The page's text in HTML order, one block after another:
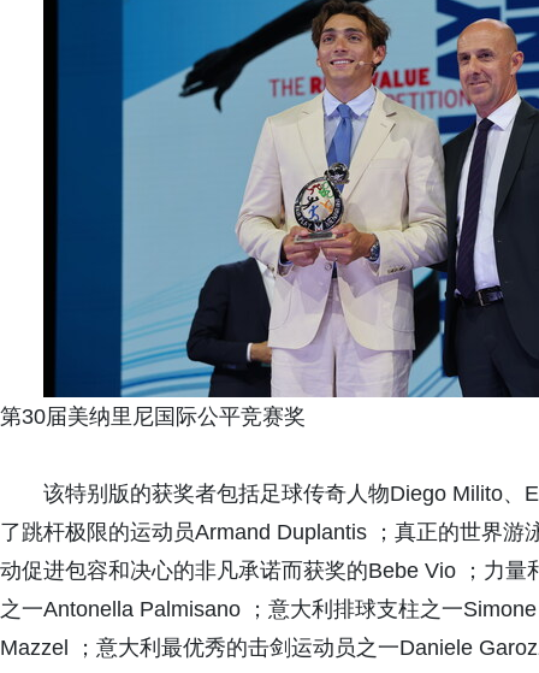
第30届美纳里尼国际公平竞赛奖
该特别版的获奖者包括足球传奇人物Diego Milito
了跳杆极限的运动员Armand Duplantis ；真正的世界
动促进包容和决心的非凡承诺而获奖的Bebe Vio ；力
之一Antonella Palmisano ；意大利排球支柱之一
Mazzel ；意大利最优秀的击剑运动员之一Daniele